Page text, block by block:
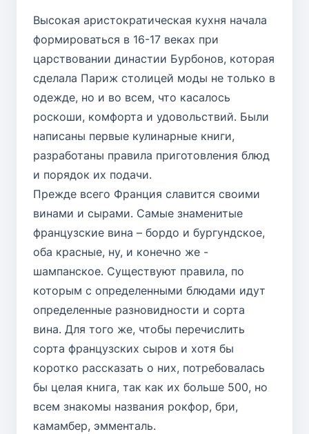
Высокая аристократическая кухня начала
формироваться в 16-17 веках при
царствовании династии Бурбонов, которая
сделала Париж столицей моды не только в
одежде, но и во всем, что касалось
роскоши, комфорта и удовольствий. Были
написаны первые кулинарные книги,
разработаны правила приготовления блюд
и порядок их подачи.
Прежде всего Франция славится своими
винами и сырами. Самые знаменитые
французские вина – бордо и бургундское,
оба красные, ну, и конечно же -
шампанское. Существуют правила, по
которым с определенными блюдами идут
определенные разновидности и сорта
вина. Для того же, чтобы перечислить
сорта французских сыров и хотя бы
коротко рассказать о них, потребовалась
бы целая книга, так как их больше 500, но
всем знакомы названия рокфор, бри,
камамбер, эмменталь.